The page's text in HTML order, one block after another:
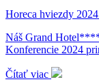
Horeca hviezdy
Náš Grand
Konferencie 2024
Čítať viac